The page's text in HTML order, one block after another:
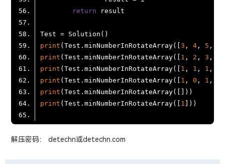
return
print (Test.minNumberInRotateArray([ 3 , 4, 5 ,
print (Test.minNumberInRotateArray([ 1 , 2 , 3 ,
print (Test.minNumberInRotateArray([ 1 , 1 , 1 ,
print (Test.minNumberInRotateArray([ 1 , 0 , 1 ,
print
print (Test.minNumberInRotateArray([ 1
解压密码： detechn或detechn.com